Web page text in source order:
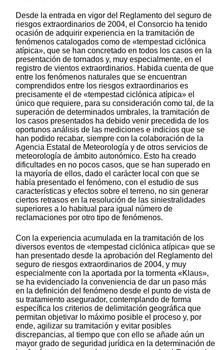
Desde la entrada en vigor del Reglamento del seguro de
riesgos extraordinarios de 2004, el Consorcio ha tenido
ocasión de adquirir experiencia en la tramitación de
fenómenos catalogados como de «tempestad ciclónica
atípica», que se han concretado en todos los casos en la
presentación de tornados y, muy especialmente, en el
registro de vientos extraordinarios. Habida cuenta de que
entre los fenómenos naturales que se encuentran
comprendidos entre los riesgos extraordinarios es
precisamente el de «tempestad ciclónica atípica» el
único que requiere, para su consideración como tal, de la
superación de determinados umbrales, la tramitación de
los casos presentados ha debido venir precedida de los
oportunos análisis de las mediciones e indicios que se
han podido recabar, siempre con la colaboración de la
Agencia Estatal de Meteorología y de otros servicios de
meteorología de ámbito autonómico. Esto ha creado
dificultades en no pocos casos, que se han superado en
la mayoría de ellos, dado el carácter local con que se
había presentado el fenómeno, con el estudio de sus
características y efectos sobre el terreno, no sin generar
ciertos retrasos en la resolución de las siniestralidades
superiores a lo habitual para igual número de
reclamaciones por otro tipo de fenómenos.
Con la experiencia acumulada en la tramitación de los
diversos eventos de «tempestad ciclónica atípica» que se
han presentado desde la aprobación del Reglamento del
seguro de riesgos extraordinarios de 2004, y muy
especialmente con la aportada por la tormenta «Klaus»,
se ha evidenciado la conveniencia de dar un paso más
en la definición del fenómeno desde el punto de vista de
su tratamiento asegurador, contemplando de forma
específica los criterios de delimitación geográfica que
permitan objetivar lo máximo posible el proceso y, por
ende, agilizar su tramitación y evitar posibles
discrepancias, al tiempo que con ello se añade aún un
mayor grado de seguridad jurídica en la determinación de